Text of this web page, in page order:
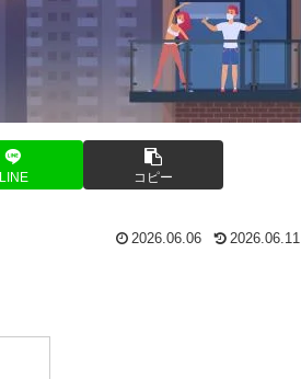
LINE コピー
2026.06.06 2026.06.11